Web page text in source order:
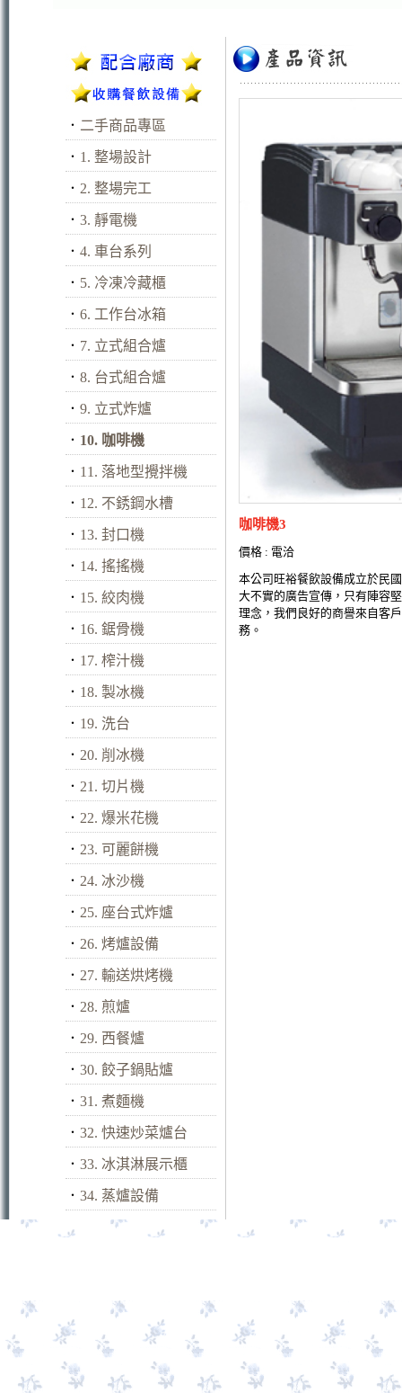
． 二手商品專區
． 1. 整場設計
． 2. 整場完工
． 3. 靜電機
． 4. 車台系列
． 5. 冷凍冷藏櫃
． 6. 工作台冰箱
． 7. 立式組合爐
． 8. 台式組合爐
． 9. 立式炸爐
． 10. 咖啡機
． 11. 落地型攪拌機
． 12. 不銹鋼水槽
． 13. 封口機
． 14. 搖搖機
． 15. 絞肉機
． 16. 鋸骨機
． 17. 榨汁機
． 18. 製冰機
． 19. 洗台
． 20. 削冰機
． 21. 切片機
． 22. 爆米花機
． 23. 可麗餅機
． 24. 冰沙機
． 25. 座台式炸爐
． 26. 烤爐設備
． 27. 輸送烘烤機
． 28. 煎爐
． 29. 西餐爐
． 30. 餃子鍋貼爐
． 31. 煮麵機
． 32. 快速炒菜爐台
． 33. 冰淇淋展示櫃
． 34. 蒸爐設備
咖啡機3
價格 : 電洽
本公司旺裕餐飲設備成立於民
大不實的廣告宣傳，只有陣容
理念，我們良好的商譽來自客
務。